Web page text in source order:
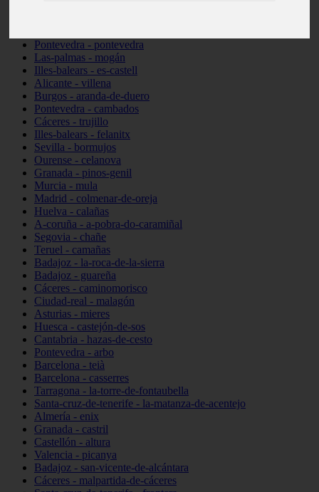
Pontevedra - pontevedra
Las-palmas - mogán
Illes-balears - es-castell
Alicante - villena
Burgos - aranda-de-duero
Pontevedra - cambados
Cáceres - trujillo
Illes-balears - felanitx
Sevilla - bormujos
Ourense - celanova
Granada - pinos-genil
Murcia - mula
Madrid - colmenar-de-oreja
Huelva - calañas
A-coruña - a-pobra-do-caramiñal
Segovia - chañe
Teruel - camañas
Badajoz - la-roca-de-la-sierra
Badajoz - guareña
Cáceres - caminomorisco
Ciudad-real - malagón
Asturias - mieres
Huesca - castejón-de-sos
Cantabria - hazas-de-cesto
Pontevedra - arbo
Barcelona - teià
Barcelona - casserres
Tarragona - la-torre-de-fontaubella
Santa-cruz-de-tenerife - la-matanza-de-acentejo
Almería - enix
Granada - castril
Castellón - altura
Valencia - picanya
Badajoz - san-vicente-de-alcántara
Cáceres - malpartida-de-cáceres